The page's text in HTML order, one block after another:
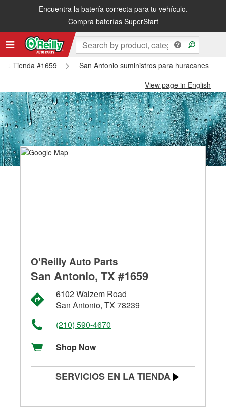
Encuentra la batería correcta para tu vehículo.
Compra baterías SuperStart
Tienda #1659
San Antonio suministros para huracanes y
View page in English
O'Reilly Auto Parts
San Antonio, TX #1659
6102 Walzem Road
San Antonio, TX 78239
(210) 590-4670
Shop Now
SERVICIOS EN LA TIENDA